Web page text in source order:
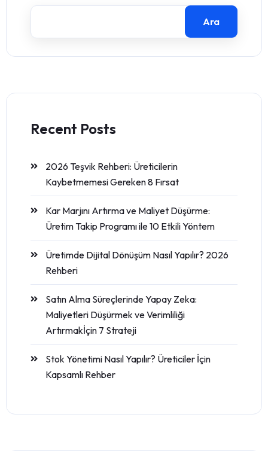
Ara
Recent Posts
2026 Teşvik Rehberi: Üreticilerin
Kaybetmemesi Gereken 8 Fırsat
Kar Marjını Artırma ve Maliyet Düşürme:
Üretim Takip Programı ile 10 Etkili Yöntem
Üretimde Dijital Dönüşüm Nasıl Yapılır? 2026
Rehberi
Satın Alma Süreçlerinde Yapay Zeka:
Maliyetleri Düşürmek ve Verimliliği
Artırmakİçin 7 Strateji
Stok Yönetimi Nasıl Yapılır? Üreticiler İçin
Kapsamlı Rehber